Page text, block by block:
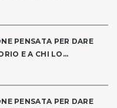
PENSATA PER DARE
E A CHI LO...
PENSATA PER DARE